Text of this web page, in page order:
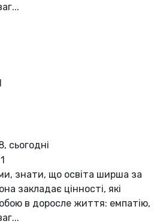
сьогодні
знати, що освіта ширша за
закладає цінності, які
в доросле життя: емпатію,